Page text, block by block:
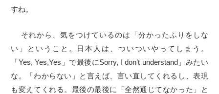
すね。
それから、気をつけているのは「分かったふりをしな
い」ということ。日本人は、ついついやってしまう。
「Yes, Yes,Yes」で最後にSorry, I don’t understand」みたい
な。「わからない」と言えば、言い直してくれるし、表現
も変えてくれる。最後の最後に「全然通じてなかった」と